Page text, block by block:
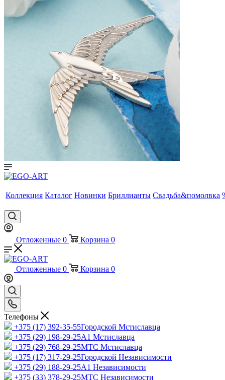
Коллекция Каталог Новинки Бриллианты Свадьба&помолвка
Отложенные 0 Корзина 0
Отложенные 0 Корзина 0
Телефоны
+375 (17) 392-35-55Городской Мстиславца
+375 (29) 198-29-25A1 Мстиславца
+375 (29) 768-29-25МТС Мстиславца
+375 (17) 317-29-25Городской Независимости
+375 (29) 188-29-25A1 Независимости
+375 (33) 378-29-25МТС Независимости